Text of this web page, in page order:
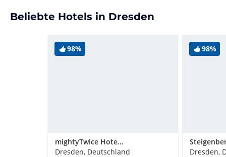
Beliebte Hotels in Dresden
98%
mightyTwice Hotel Dresden
Dresden, Deutschland
98%
Dresden,